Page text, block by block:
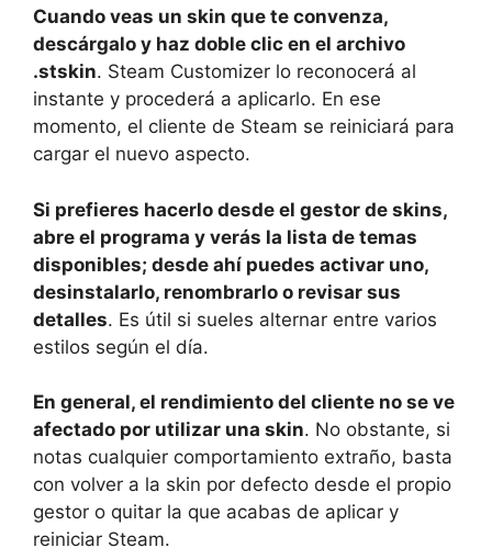
Cuando veas un skin que te convenza,
descárgalo y haz doble clic en el archivo
.stskin. Steam Customizer lo reconocerá al
instante y procederá a aplicarlo. En ese
momento, el cliente de Steam se reiniciará para
cargar el nuevo aspecto.
Si prefieres hacerlo desde el gestor de skins,
abre el programa y verás la lista de temas
disponibles; desde ahí puedes activar uno,
desinstalarlo, renombrarlo o revisar sus
detalles. Es útil si sueles alternar entre varios
estilos según el día.
En general, el rendimiento del cliente no se ve
afectado por utilizar una skin. No obstante, si
notas cualquier comportamiento extraño, basta
con volver a la skin por defecto desde el propio
gestor o quitar la que acabas de aplicar y
reiniciar Steam.